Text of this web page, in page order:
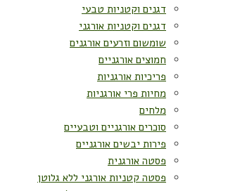
דגנים וקטניות טבעי
דגנים וקטניות אורגני
שומשום וזרעים אורגנים
חמוצים אורגניים
פריכיות אורגניות
מחיות פרי אורגניות
מלחים
סוכרים אורגניים וטבעיים
פירות יבשים אורגניים
פסטה אורגנית
פסטה קטניות אורגני ללא גלוטן